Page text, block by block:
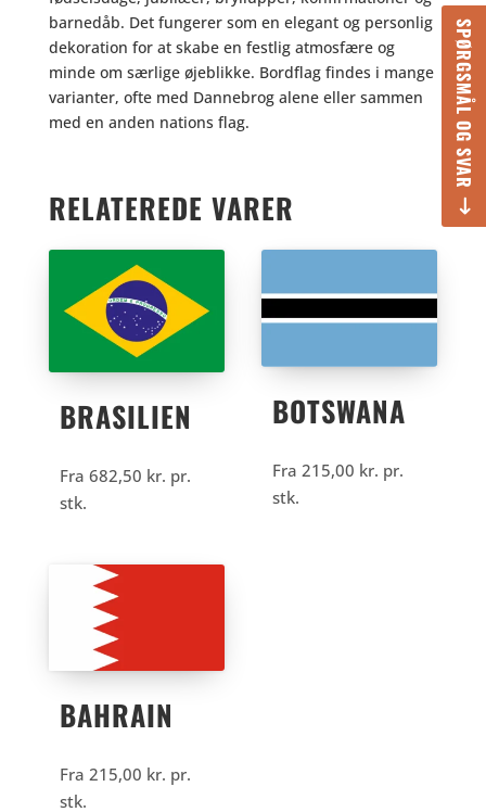
SPØRGSMÅL OG SVAR
barnedåb. Det fungerer som en elegant og personlig
dekoration for at skabe en festlig atmosfære og
minde om særlige øjeblikke. Bordflag findes i mange
varianter, ofte med Dannebrog alene eller sammen
med en anden nations flag.
RELATEREDE VARER
BRASILIEN
Fra 682,50 kr. pr.
stk.
BOTSWANA
Fra 215,00 kr. pr.
stk.
BAHRAIN
Fra 215,00 kr. pr.
stk.